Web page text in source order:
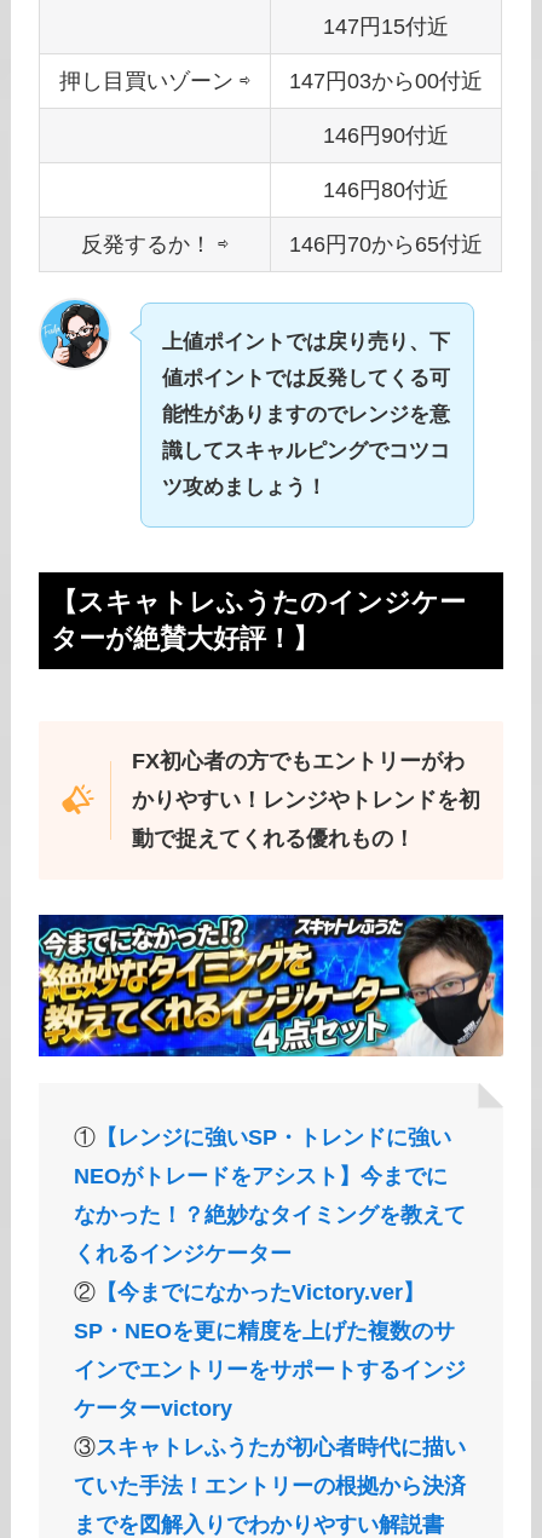
147円15付近
押し目買いゾーン ⇨ 147円03から00付近
146円90付近
146円80付近
反発するか！ ⇨ 146円70から65付近
上値ポイントでは戻り売り、下
値ポイントでは反発してくる可
能性がありますのでレンジを意
識してスキャルピングでコツコ
ツ攻めましょう！
【スキャトレふうたのインジケー
ターが絶賛大好評！】
FX初心者の方でもエントリーがわ
かりやすい！レンジやトレンドを初
動で捉えてくれる優れもの！
① 【レンジに強いSP・トレンドに強い
NEOがトレードをアシスト】今までに
なかった！？絶妙なタイミングを教えて
くれるインジケーター
② 【今までになかったVictory.ver】
SP・NEOを更に精度を上げた複数のサ
インでエントリーをサポートするインジ
ケーターvictory
③スキャトレふうたが初心者時代に描い
ていた手法！エントリーの根拠から決済
までを図解入りでわかりやすい解説書